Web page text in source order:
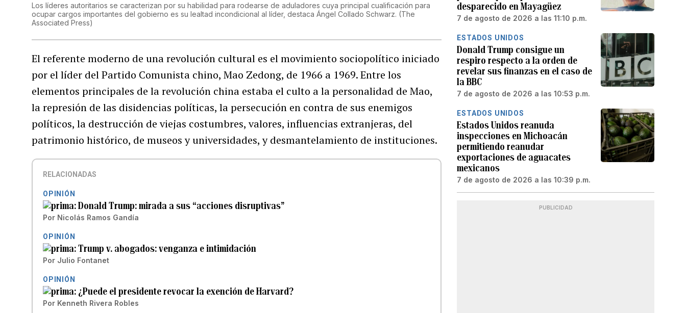
Los líderes autoritarios se caracterizan por su habilidad para rodearse de aduladores cuya principal cualificación para
ocupar cargos importantes del gobierno es su lealtad incondicional al líder, destaca Ángel Collado Schwarz. (The
Associated Press)
El referente moderno de una revolución cultural es el movimiento sociopolítico iniciado
por el líder del Partido Comunista chino, Mao Zedong, de 1966 a 1969. Entre los
elementos principales de la revolución china estaba el culto a la personalidad de Mao,
la represión de las disidencias políticas, la persecución en contra de sus enemigos
políticos, la destrucción de viejas costumbres, valores, influencias extranjeras, del
patrimonio histórico, de museos y universidades, y desmantelamiento de instituciones.
RELACIONADAS
OPINIÓN
Donald Trump: mirada a sus “acciones disruptivas”
Por Nicolás Ramos Gandía
OPINIÓN
Trump v. abogados: venganza e intimidación
Por Julio Fontanet
OPINIÓN
¿Puede el presidente revocar la exención de Harvard?
Por Kenneth Rivera Robles
desparecido en Mayagüez
7 de agosto de 2026 a las 11:10 p.m.
ESTADOS UNIDOS
Donald Trump consigue un
respiro respecto a la orden de
revelar sus finanzas en el caso de
la BBC
7 de agosto de 2026 a las 10:53 p.m.
ESTADOS UNIDOS
Estados Unidos reanuda
inspecciones en Michoacán
permitiendo reanudar
exportaciones de aguacates
mexicanos
7 de agosto de 2026 a las 10:39 p.m.
PUBLICIDAD